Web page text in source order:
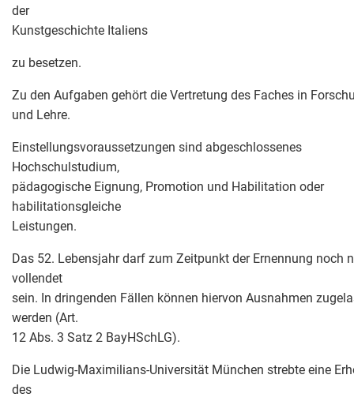
der
Kunstgeschichte Italiens
zu besetzen.
Zu den Aufgaben gehört die Vertretung des Faches in
und Lehre.
Einstellungsvoraussetzungen sind abgeschlossenes
Hochschulstudium,
pädagogische Eignung, Promotion und Habilitation oder
habilitationsgleiche
Leistungen.
Das 52. Lebensjahr darf zum Zeitpunkt der Ernennung noch
vollendet
sein. In dringenden Fällen können hiervon Ausnahmen
werden (Art.
12 Abs. 3 Satz 2 BayHSchLG).
Die Ludwig-Maximilians-Universität München strebte eine
des